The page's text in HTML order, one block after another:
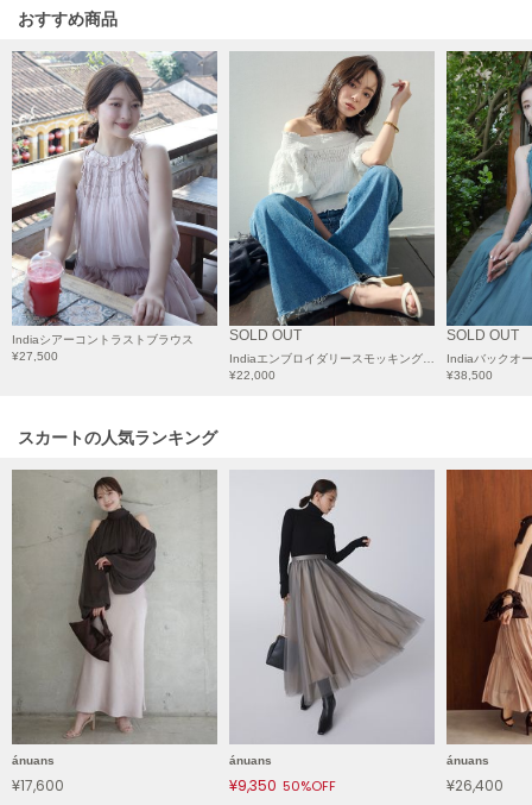
Henon.
へノン
HUNTER
ハンター
HOKA ONEONE
ホカ オネオネ
KEEN
キーン
LAATO
le coq sportif
ルコックスポルティフ
LeSportsac
レスポートサック
LILY BROWN
リリーブラウン
LILY BROWN Lingerie
リリーブラウンランジェリー
おすすめ商品
Indiaシアーコントラストブラウス
¥27,500
SOLD OUT
¥22,000
SOLD OUT
¥38,500
スカートの人気ランキング
ánuans
¥17,600
ánuans
¥9,350 50%OFF
ánuans
¥26,400